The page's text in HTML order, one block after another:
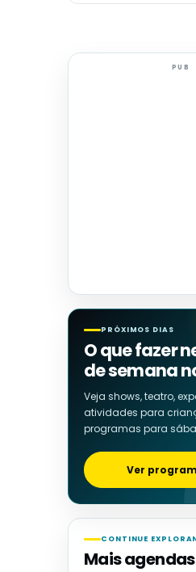
PUB
PRÓXIMOS DIAS
O que fazer
de semana
Veja shows, teatro,
atividades para
programas para
Ver
CONTINUE
Mais agendas